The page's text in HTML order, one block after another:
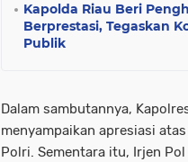
Kapolda Riau Beri
Berprestasi, Tegaskan
Publik
Dalam sambutannya,
menyampaikan apresiasi
Polri. Sementara itu, Irjen